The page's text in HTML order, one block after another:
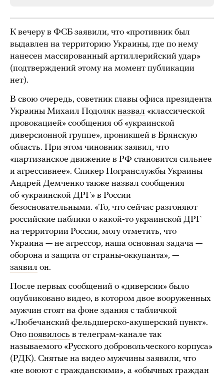
К вечеру в ФСБ заявили, что «противник был
выдавлен на территорию Украины, где по нему
нанесен массированный артиллерийский удар»
(подтверждений этому на момент публикации
нет).
В свою очередь, советник главы офиса президента
Украины Михаил Подоляк назвал «классической
провокацией» сообщения об «украинской
диверсионной группе», проникшей в Брянскую
область. При этом чиновник заявил, что
«партизанское движение в РФ становится сильнее
и агрессивнее». Спикер Погранслужбы Украины
Андрей Демченко также назвал сообщения
об «украинской ДРГ» в России
безосновательными. «То, что сейчас разгоняют
российские паблики о какой-то украинской ДРГ
на территории России, могу отметить, что
Украина — не агрессор, наша основная задача —
оборона и защита от страны-оккупанта», —
заявил он.
После первых сообщений о «диверсии» было
опубликовано видео, в котором двое вооруженных
мужчин стоят на фоне здания с табличкой
«Любечанский фельдшерско-акушерский пункт».
Оно появилось в телеграм-канале так
называемого «Русского добровольческого корпуса»
(РДК). Снятые на видео мужчины заявили, что
«не воюют с гражданскими», а «обычных граждан